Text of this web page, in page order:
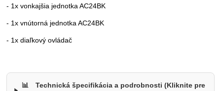
- 1x vonkajšia jednotka AC24BK
- 1x vnútorná jednotka AC24BK
- 1x diaľkový ovládač
📊
Technická špecifikácia a podrobnosti (Kliknite pre